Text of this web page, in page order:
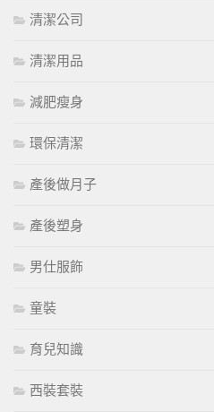
清潔公司
清潔用品
減肥瘦身
環保清潔
產後做月子
產後塑身
男仕服飾
童裝
育兒知識
西裝套裝